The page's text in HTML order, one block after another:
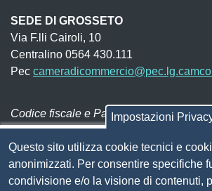
SEDE DI GROSSETO
Via F.lli Cairoli, 10
Centralino 0564 430.111
Pec
Codice fiscale e Partita Iva:
Pagare con PagoPA
Impostazioni
Questo sito utilizza cookie tecnici e
anonimizzati. Per consentire specifiche
condivisione e/o la visione di contenuti,